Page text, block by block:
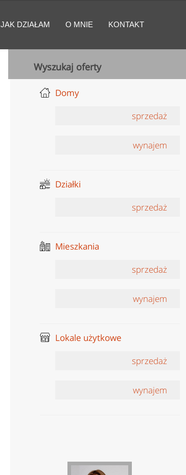
JAK DZIAŁAM O MNIE KONTAKT
Wyszukaj oferty
Domy
sprzedaż
wynajem
Działki
sprzedaż
Mieszkania
sprzedaż
wynajem
Lokale użytkowe
sprzedaż
wynajem